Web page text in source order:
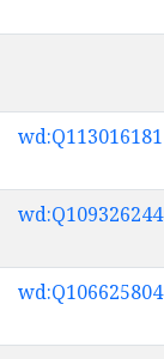
wd:Q113016181
wd:Q109326244
wd:Q106625804